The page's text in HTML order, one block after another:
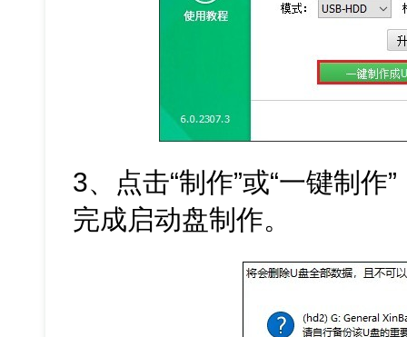
3、点击“制作”或“一键制作
完成启动盘制作。